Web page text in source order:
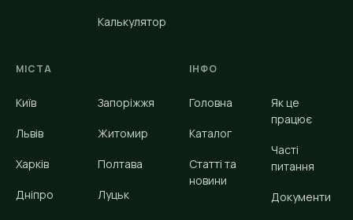
Калькулятор
МІСТА
Київ
Львів
Харків
Дніпро
Запоріжжя
Житомир
Полтава
Луцьк
ІНФО
Головна
Каталог
Статті та
новини
Як це
працює
Часті
питання
Документи